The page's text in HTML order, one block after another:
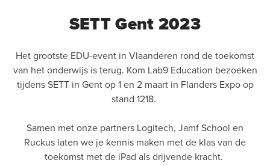
SETT Gent 2023
Het grootste EDU-event in Vlaanderen rond de toekomst
van het onderwijs is terug. Kom Lab9 Education bezoeken
tijdens SETT in Gent op 1 en 2 maart in Flanders Expo op
stand 1218.
Samen met onze partners Logitech, Jamf School en
Ruckus laten we je kennis maken met de klas van de
toekomst met de iPad als drijvende kracht.